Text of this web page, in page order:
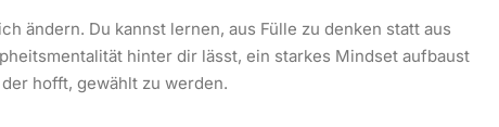
ändern. Du kannst lernen, aus Fülle zu denken statt aus
hinter dir lässt, ein starkes Mindset aufbaust
hofft, gewählt zu werden.